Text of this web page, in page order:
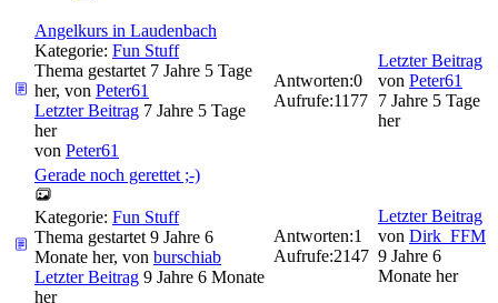
Angelkurs in Laudenbach
Kategorie: Fun Stuff
Thema gestartet 7 Jahre 5 Tage
her, von Peter61
Letzter Beitrag 7 Jahre 5 Tage
her
von Peter61
Antworten:0
Aufrufe:1177
Letzter Beitrag
von Peter61
7 Jahre 5 Tage
her
Gerade noch gerettet ;-)
Kategorie: Fun Stuff
Thema gestartet 9 Jahre 6
Monate her, von burschiab
Letzter Beitrag 9 Jahre 6 Monate
her
Antworten:1
Aufrufe:2147
Letzter Beitrag
von Dirk_FFM
9 Jahre 6
Monate her